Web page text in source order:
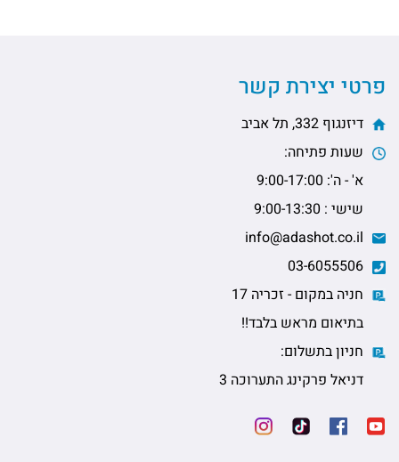
פרטי יצירת קשר
דיזנגוף 332, תל אביב
שעות פתיחה:
א' - ה': 9:00-17:00
שישי : 9:00-13:30
חניה במקום - זכריה 17
בתיאום מראש בלבד!!
חניון בתשלום:
דניאל פרקינג התערוכה 3